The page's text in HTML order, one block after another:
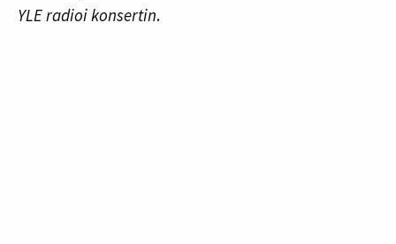
YLE radioi konsertin.